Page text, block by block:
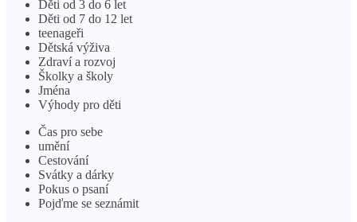
Děti od 3 do 6 let
Děti od 7 do 12 let
teenageři
Dětská výživa
Zdraví a rozvoj
Školky a školy
Jména
Výhody pro děti
Čas pro sebe
umění
Cestování
Svátky a dárky
Pokus o psaní
Pojďme se seznámit